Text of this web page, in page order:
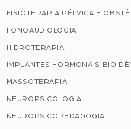
FISIOTERAPIA PÉLVICA E
FONOAUDIOLOGIA
HIDROTERAPIA
IMPLANTES HORMONAIS
MASSOTERAPIA
NEUROPSICOLOGIA
NEUROPSICOPEDAGOGIA